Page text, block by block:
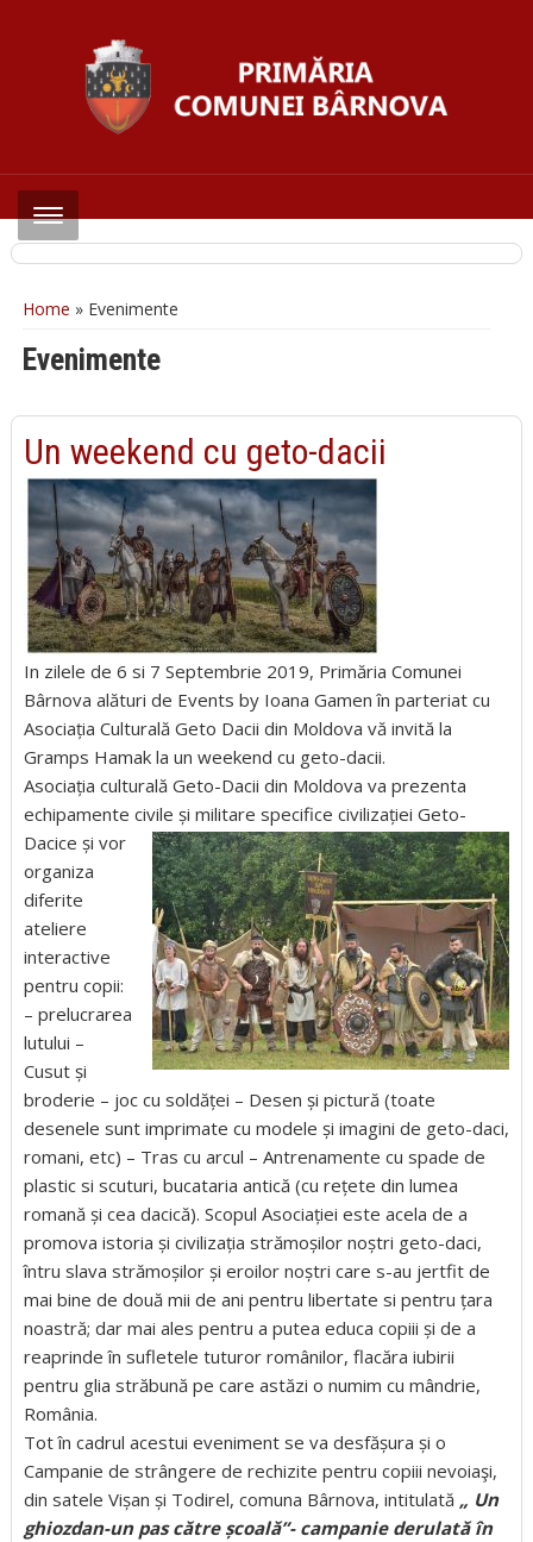
Home » Evenimente
Evenimente
Un weekend cu geto-dacii
In zilele de 6 si 7 Septembrie 2019, Primăria Comunei
Bârnova alături de Events by Ioana Gamen în parteriat cu
Asociația Culturală Geto Dacii din Moldova vă invită la
Gramps Hamak la un weekend cu geto-dacii.
Asociația culturală Geto-Dacii din Moldova va prezenta
echipamente civile și militare specifice civilizației Geto-
Dacice și vor
organiza
diferite
ateliere
interactive
pentru copii:
– prelucrarea
lutului –
Cusut și
broderie – joc cu soldăței – Desen și pictură (toate
desenele sunt imprimate cu modele și imagini de geto-daci,
romani, etc) – Tras cu arcul – Antrenamente cu spade de
plastic si scuturi, bucataria antică (cu rețete din lumea
romană și cea dacică). Scopul Asociației este acela de a
promova istoria și civilizația strămoșilor noștri geto-daci,
întru slava strămoșilor și eroilor noștri care s-au jertfit de
mai bine de două mii de ani pentru libertate si pentru țara
noastră; dar mai ales pentru a putea educa copiii și de a
reaprinde în sufletele tuturor românilor, flacăra iubirii
pentru glia străbună pe care astăzi o numim cu mândrie,
România.
Tot în cadrul acestui eveniment se va desfășura și o
Campanie de strângere de rechizite pentru copiii nevoiaşi,
din satele Vișan și Todirel, comuna Bârnova, intitulată „ Un
ghiozdan-un pas către școală”- campanie derulată în